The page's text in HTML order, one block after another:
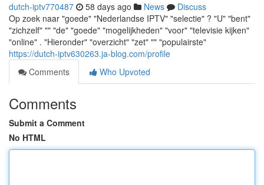
dutch-iptv770487 58 days ago News
Discuss
Op zoek naar "goede" "Nederlandse IPTV" "selectie" ? "U" "bent"
"zichzelf" "" "de" "goede" "mogelijkheden" "voor" "televisie kijken"
"online" . "Hieronder" "overzicht" "zet" "" "populairste"
https://dutch-iptv630263.ja-blog.com/profile
Comments
Who Upvoted
Comments
Submit a Comment
No HTML